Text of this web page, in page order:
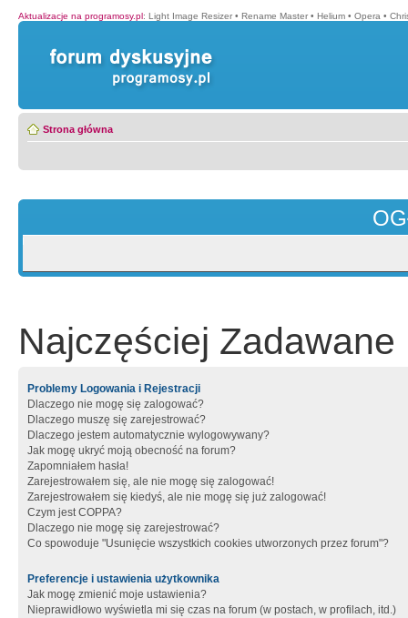
Aktualizacje na programosy.pl: Light Image Resizer • Rename Master • Helium • Opera •
Strona główna
Najczęściej Zadawane
Problemy Logowania i Rejestracji
Dlaczego nie mogę się zalogować?
Dlaczego muszę się zarejestrować?
Dlaczego jestem automatycznie wylogowywany?
Jak mogę ukryć moją obecność na forum?
Zapomniałem hasła!
Zarejestrowałem się, ale nie mogę się zalogować!
Zarejestrowałem się kiedyś, ale nie mogę się już zalogować!
Czym jest COPPA?
Dlaczego nie mogę się zarejestrować?
Co spowoduje "Usunięcie wszystkich cookies utworzonych przez forum"?
Preferencje i ustawienia użytkownika
Jak mogę zmienić moje ustawienia?
Nieprawidłowo wyświetla mi się czas na forum (w postach, w profilach, itd.)